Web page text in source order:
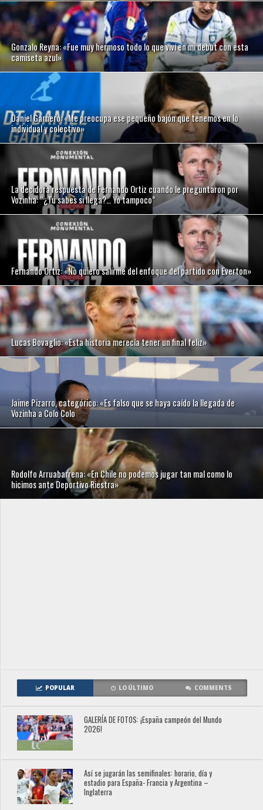
Gonzalo Reyna: «Fue muy hermoso todo lo que viví en mi debut con esta
camiseta azul»
Daniel Garnero: «Me preocupa ese pequeño bajón que tenemos en lo
individual y colectivo»
La decidora respuesta de Fernando Ortiz cuando le preguntaron por
Vozinha: “¿Tú sabes si llega?… Yo tampoco”
Fernando Ortiz: «No quiero salirme del enfoque del partido con Everton»
Lucas Bovaglio: «Esta historia merecía tener un final feliz»
Jaime Pizarro, categórico: «Es falso que se haya caído la llegada de
Vozinha a Colo Colo
Rodolfo Arruabarrena: «En Chile no podemos jugar tan mal como lo
hicimos ante Deportivo Riestra»
POPULAR LO ÚLTIMO COMMENTS
GALERÍA DE FOTOS: ¡España campeón del Mundo
2026!
Así se jugarán las semifinales: horario, día y
estadio para España- Francia y Argentina –
Inglaterra